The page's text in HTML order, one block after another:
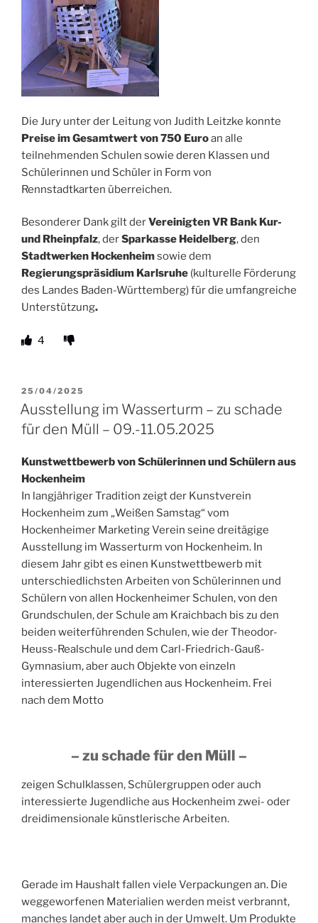
Die Jury unter der Leitung von Judith Leitzke konnte
Preise im Gesamtwert von 750 Euroan alle
teilnehmenden Schulen sowie deren Klassen und
Schülerinnen und Schüler in Form von
Rennstadtkarten überreichen.
Besonderer Dank gilt derVereinigten VR Bank Kur-
und Rheinpfalz, derSparkasse Heidelberg, den
Stadtwerken Hockenheimsowie dem
Regierungspräsidium Karlsruhe (kulturelle Förderung
des Landes Baden-Württemberg) für die umfangreiche
Unterstützung.
4
VERÖFFENTLICHT
AM
25/04/2025
Ausstellung im Wasserturm – zu schade
für den Müll – 09.-11.05.2025
Kunstwettbewerb von Schülerinnen und Schülern aus
Hockenheim
In langjähriger Tradition zeigt der Kunstverein
Hockenheim zum „Weißen Samstag“ vom
Hockenheimer Marketing Verein seine dreitägige
Ausstellung im Wasserturm von Hockenheim. In
diesem Jahr gibt es einen Kunstwettbewerb mit
unterschiedlichsten Arbeiten von Schülerinnen und
Schülern von allen Hockenheimer Schulen, von den
Grundschulen, der Schule am Kraichbach bis zu den
beiden weiterführenden Schulen, wie der Theodor-
Heuss-Realschule und dem Carl-Friedrich-Gauß-
Gymnasium, aber auch Objekte von einzeln
interessierten Jugendlichen aus Hockenheim. Frei
nach dem Motto
– zu schade für den Müll –
zeigen Schulklassen, Schülergruppen oder auch
interessierte Jugendliche aus Hockenheim zwei- oder
dreidimensionale künstlerische Arbeiten.
Gerade im Haushalt fallen viele Verpackungen an. Die
weggeworfenen Materialien werden meist verbrannt,
manches landet aber auch in der Umwelt. Um Produkte